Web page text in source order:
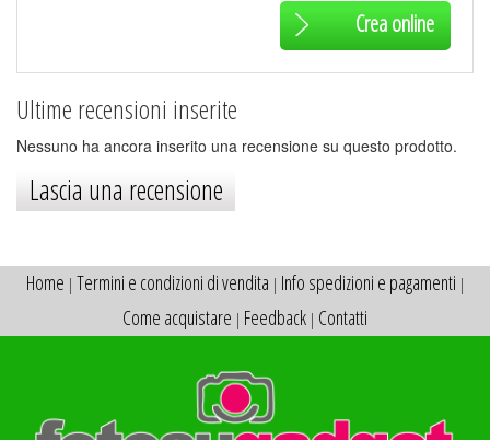
Crea online
Ultime recensioni inserite
Nessuno ha ancora inserito una recensione su questo prodotto.
Lascia una recensione
Home | Termini e condizioni di vendita | Info spedizioni e pagamenti |
Come acquistare | Feedback | Contatti